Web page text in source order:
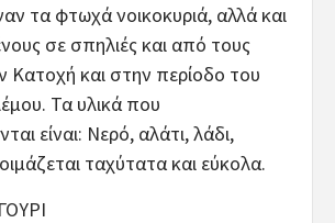
τα φτωχά νοικοκυριά, αλλά και
σε σπηλιές και από τους
Κατοχή και στην περίοδο του
Τα υλικά που
είναι: Νερό, αλάτι, λάδι,
ταχύτατα και εύκολα.